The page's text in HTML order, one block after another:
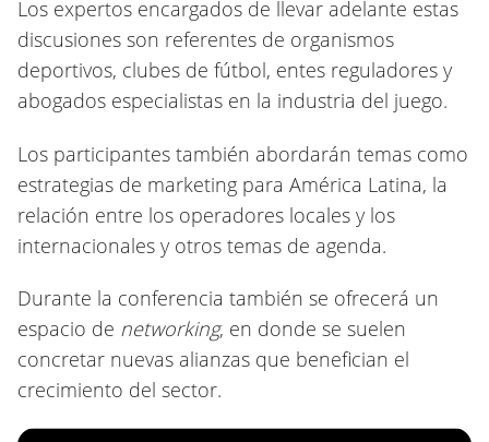
Los expertos encargados de llevar adelante estas
discusiones son referentes de organismos
deportivos, clubes de fútbol, entes reguladores y
abogados especialistas en la industria del juego.
Los participantes también abordarán temas como
estrategias de marketing para América Latina, la
relación entre los operadores locales y los
internacionales y otros temas de agenda.
Durante la conferencia también se ofrecerá un
espacio de networking, en donde se suelen
concretar nuevas alianzas que benefician el
crecimiento del sector.